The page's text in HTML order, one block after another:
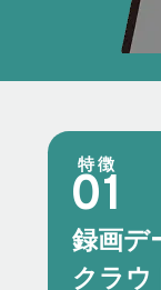
特徴
録画デ
クラウ